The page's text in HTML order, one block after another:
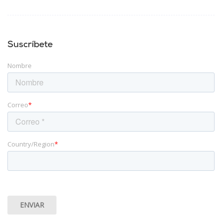
Suscríbete
Nombre
Correo*
Country/Region*